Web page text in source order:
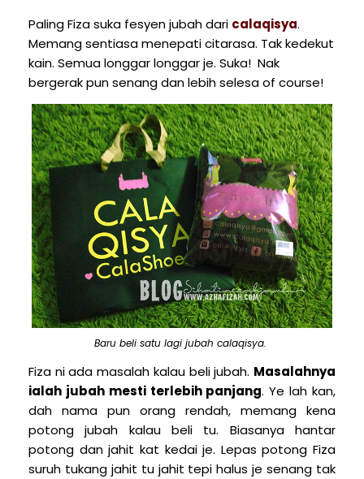
Paling Fiza suka fesyen jubah dari calaqisya.
Memang sentiasa menepati citarasa. Tak kedekut
kain. Semua longgar longgar je. Suka! Nak
bergerak pun senang dan lebih selesa of course!
Baru beli satu lagi jubah calaqisya.
Fiza ni ada masalah kalau beli jubah. Masalahnya
ialah jubah mesti terlebih panjang. Ye lah kan,
dah nama pun orang rendah, memang kena
potong jubah kalau beli tu. Biasanya hantar
potong dan jahit kat kedai je. Lepas potong Fiza
suruh tukang jahit tu jahit tepi halus je senang tak